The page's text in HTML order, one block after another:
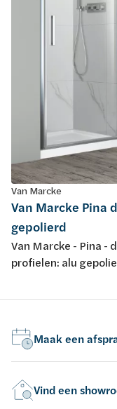
Van Marcke
Van Marcke
gepolierd
Van Marcke - Pina
profielen: alu
instap: 582mm -
Maak een
Vind een